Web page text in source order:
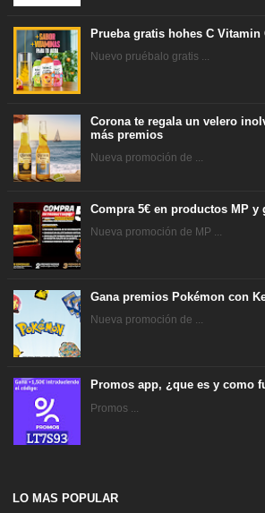
Prueba gratis hohes C Vitamin
Nuevo pruébalo gratis ...
Corona te regala un velero
más premios
Nueva promoción de ...
Compra 5€ en productos MP
Nueva promoción de MP ...
Gana premios Pokémon con
Nueva promoción de ...
Promos app, ¿que es y como
Promos ...
LO MAS POPULAR